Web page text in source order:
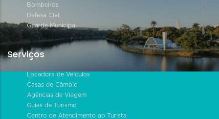
Bombeiros
Defesa Civil
Guarda Municipal
Serviços
Locadora de Veículos
Casas de Câmbio
Agências de Viagem
Guias de Turismo
Centro de Atendimento ao Turista